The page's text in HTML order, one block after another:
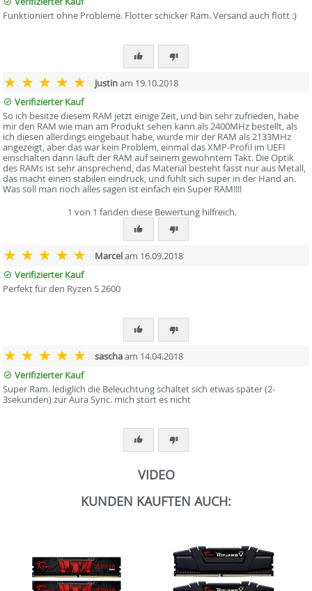
Funktioniert ohne Probleme. Flotter schicker Ram. Versand auch flott :)
Justinam 19.10.2018
Verifizierter Kauf
So ich besitze diesem RAM jetzt einige Zeit, und bin sehr zufrieden, habe
mir den RAM wie man am Produkt sehen kann als 2400MHz bestellt, als
ich diesen allerdings eingebaut habe, wurde mir der RAM als 2133MHz
angezeigt, aber das war kein Problem, einmal das XMP-Profil im UEFI
einschalten dann läuft der RAM auf seinem gewohntem Takt. Die Optik
des RAMs ist sehr ansprechend, das Material besteht fasst nur aus Metall,
das macht einen stabilen eindruck, und fühlt sich super in der Hand an.
Was soll man noch alles sagen ist einfach ein Super RAM!!!!
1 von 1 fanden diese Bewertung hilfreich.
Marcelam 16.09.2018
Verifizierter Kauf
Perfekt für den Ryzen 5 2600
saschaam 14.04.2018
Verifizierter Kauf
Super Ram. lediglich die Beleuchtung schaltet sich etwas später (2-
3sekunden) zur Aura Sync. mich stört es nicht
VIDEO
KUNDEN KAUFTEN AUCH: